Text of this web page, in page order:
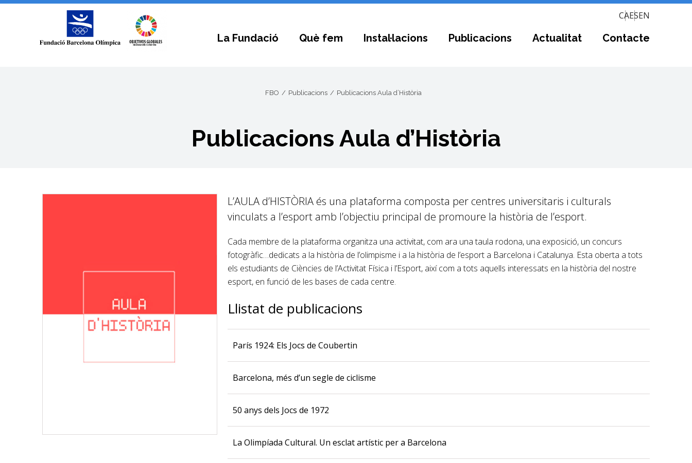
CAESEN
La Fundació Què fem Instal·lacions Publicacions Actualitat Contacte
FBO Publicacions Publicacions Aula d’Història
Publicacions Aula d’Història
L’AULA d’HISTÒRIA és una plataforma composta per centres universitaris i culturals
vinculats a l’esport amb l’objectiu principal de promoure la història de l’esport.
Cada membre de la plataforma organitza una activitat, com ara una taula rodona, una exposició, un concurs
fotogràfic…dedicats a la història de l’olimpisme i a la història de l’esport a Barcelona i Catalunya. Esta oberta a tots
els estudiants de Ciències de l’Activitat Física i l’Esport, així com a tots aquells interessats en la història del nostre
esport, en funció de les bases de cada centre.
Llistat de publicacions
París 1924: Els Jocs de Coubertin
Barcelona, més d’un segle de ciclisme
50 anys dels Jocs de 1972
La Olimpíada Cultural. Un esclat artístic per a Barcelona